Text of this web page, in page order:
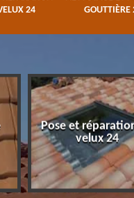
24
GOUTTIÈRE
Pose et
velux 24